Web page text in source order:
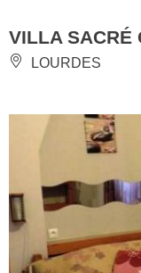
VILLA SACRÉ
LOURDES